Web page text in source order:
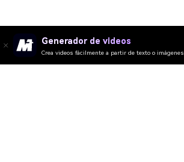
Generador de videos
Crea videos fácilmente a partir de texto o imágenes